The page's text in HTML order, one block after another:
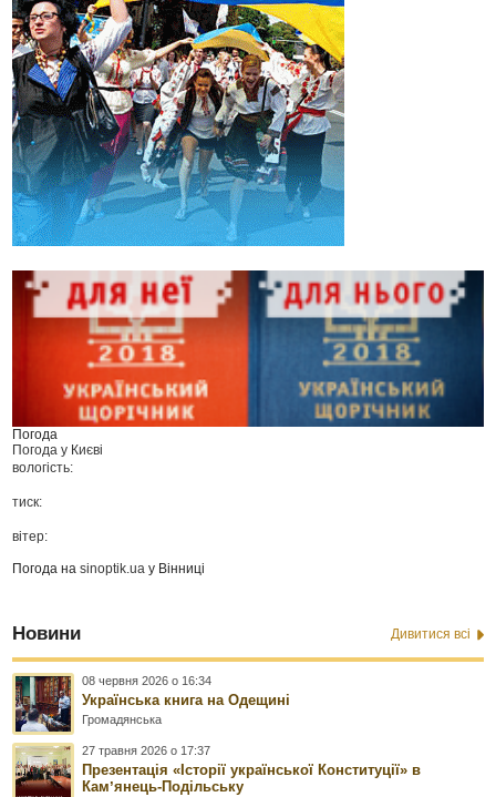
Погода
Погода у Києві
вологість:
тиск:
вітер:
Погода наsinoptik.ua у Вінниці
Новини Дивитися всі
08 червня 2026 о 16:34
Українська книга на Одещині
Громадянська
27 травня 2026 о 17:37
Презентація «Історії української Конституції» в
Камʼянець-Подільську